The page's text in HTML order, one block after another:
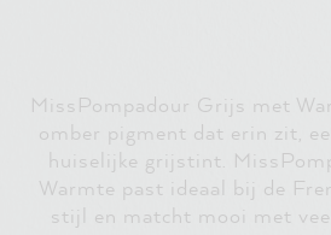
MissPompadour Grijs met
omber pigment dat erin zit,
huiselijke grijstint.
Warmte past ideaal bij de
stijl en matcht mooi met